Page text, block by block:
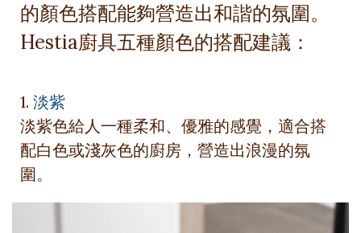
的顏色搭配能夠營造出和諧的氛圍。
Hestia廚具五種顏色的搭配建議：
1. 淡紫
淡紫色給人一種柔和、優雅的感覺，適合搭
配白色或淺灰色的廚房，營造出浪漫的氛
圍。